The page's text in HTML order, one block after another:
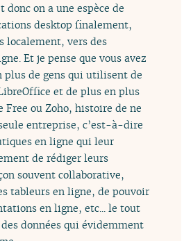
donc on a une espèce de
desktop finalement,
localement, vers des
Et je pense que vous avez
plus de gens qui utilisent de
et de plus en plus
Free ou Zoho, histoire de ne
entreprise, c’est-à-dire
en ligne qui leur
de rédiger leurs
souvent collaborative,
tableurs en ligne, de pouvoir
en ligne, etc... le tout
données qui évidemment